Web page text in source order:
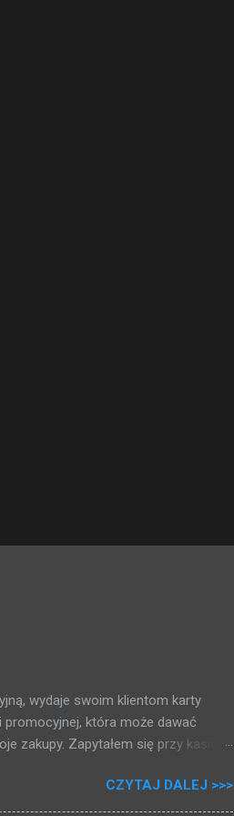
wydaje swoim klientom karty
promocyjnej, która może dawać
zakupy. Zapytałem się przy kasie,
na kwartał (trzy miesiące) jak
uskrobać co najmniej 500
CZYTAJ DALEJ >>>